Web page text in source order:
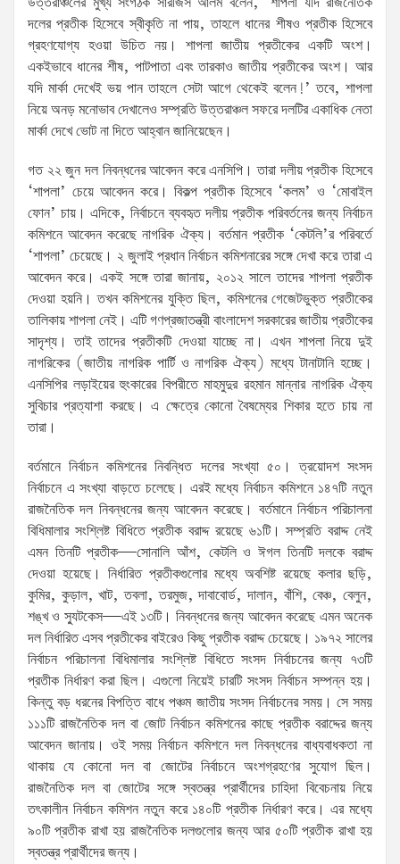
দলের প্রতীক হিসেবে স্বীকৃতি না পায়, তাহলে ধানের শীষও প্রতীক হিসেবে
গ্রহণযোগ্য হওয়া উচিত নয়। শাপলা জাতীয় প্রতীকের একটি অংশ।
একইভাবে ধানের শীষ, পাটপাতা এবং তারকাও জাতীয় প্রতীকের অংশ। আর
যদি মার্কা দেখেই ভয় পান তাহলে সেটা আগে থেকেই বলেন!’ তবে, শাপলা
নিয়ে অনড় মনোভাব দেখালেও সম্প্রতি উত্তরাঞ্চল সফরে দলটির একাধিক নেতা
মার্কা দেখে ভোট না দিতে আহ্বান জানিয়েছেন।
গত ২২ জুন দল নিবন্ধনের আবেদন করে এনসিপি। তারা দলীয় প্রতীক হিসেবে
‘শাপলা’ চেয়ে আবেদন করে। বিকল্প প্রতীক হিসেবে ‘কলম’ ও ‘মোবাইল
ফোন’ চায়। এদিকে, নির্বাচনে ব্যবহৃত দলীয় প্রতীক পরিবর্তনের জন্য নির্বাচন
কমিশনে আবেদন করেছে নাগরিক ঐক্য। বর্তমান প্রতীক ‘কেটলি’র পরিবর্তে
‘শাপলা’ চেয়েছে। ২ জুলাই প্রধান নির্বাচন কমিশনারের সঙ্গে দেখা করে তারা এ
আবেদন করে। একই সঙ্গে তারা জানায়, ২০১২ সালে তাদের শাপলা প্রতীক
দেওয়া হয়নি। তখন কমিশনের যুক্তি ছিল, কমিশনের গেজেটভুক্ত প্রতীকের
তালিকায় শাপলা নেই। এটি গণপ্রজাতন্ত্রী বাংলাদেশ সরকারের জাতীয় প্রতীকের
সাদৃশ্য। তাই তাদের প্রতীকটি দেওয়া যাচ্ছে না। এখন শাপলা নিয়ে দুই
নাগরিকের (জাতীয় নাগরিক পার্টি ও নাগরিক ঐক্য) মধ্যে টানাটানি হচ্ছে।
এনসিপির লড়াইয়ের হুংকারের বিপরীতে মাহমুদুর রহমান মান্নার নাগরিক ঐক্য
সুবিচার প্রত্যাশা করছে। এ ক্ষেত্রে কোনো বৈষম্যের শিকার হতে চায় না
তারা।
বর্তমানে নির্বাচন কমিশনের নিবন্ধিত দলের সংখ্যা ৫০। ত্রয়োদশ সংসদ
নির্বাচনে এ সংখ্যা বাড়তে চলেছে। এরই মধ্যে নির্বাচন কমিশনে ১৪৭টি নতুন
রাজনৈতিক দল নিবন্ধনের জন্য আবেদন করেছে। বর্তমানে নির্বাচন পরিচালনা
বিধিমালার সংশ্লিষ্ট বিধিতে প্রতীক বরাদ্দ রয়েছে ৬১টি। সম্প্রতি বরাদ্দ নেই
এমন তিনটি প্রতীক—সোনালি আঁশ, কেটলি ও ঈগল তিনটি দলকে বরাদ্দ
দেওয়া হয়েছে। নির্ধারিত প্রতীকগুলোর মধ্যে অবশিষ্ট রয়েছে কলার ছড়ি,
কুমির, কুড়াল, খাট, তবলা, তরমুজ, দাবাবোর্ড, দালান, বাঁশি, বেঞ্চ, বেলুন,
শঙ্খ ও স্যুটকেস—এই ১৩টি। নিবন্ধনের জন্য আবেদন করেছে এমন অনেক
দল নির্ধারিত এসব প্রতীকের বাইরেও কিছু প্রতীক বরাদ্দ চেয়েছে। ১৯৭২ সালের
নির্বাচন পরিচালনা বিধিমালার সংশ্লিষ্ট বিধিতে সংসদ নির্বাচনের জন্য ৭৩টি
প্রতীক নির্ধারণ করা ছিল। এগুলো নিয়েই চারটি সংসদ নির্বাচন সম্পন্ন হয়।
কিন্তু বড় ধরনের বিপত্তি বাধে পঞ্চম জাতীয় সংসদ নির্বাচনের সময়। সে সময়
১১১টি রাজনৈতিক দল বা জোট নির্বাচন কমিশনের কাছে প্রতীক বরাদ্দের জন্য
আবেদন জানায়। ওই সময় নির্বাচন কমিশনে দল নিবন্ধনের বাধ্যবাধকতা না
থাকায় যে কোনো দল বা জোটের নির্বাচনে অংশগ্রহণের সুযোগ ছিল।
রাজনৈতিক দল বা জোটের সঙ্গে স্বতন্ত্র প্রার্থীদের চাহিদা বিবেচনায় নিয়ে
তৎকালীন নির্বাচন কমিশন নতুন করে ১৪০টি প্রতীক নির্ধারণ করে। এর মধ্যে
৯০টি প্রতীক রাখা হয় রাজনৈতিক দলগুলোর জন্য আর ৫০টি প্রতীক রাখা হয়
স্বতন্ত্র প্রার্থীদের জন্য।